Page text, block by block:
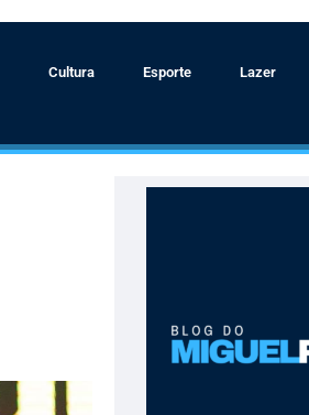
Cultura Esporte Lazer